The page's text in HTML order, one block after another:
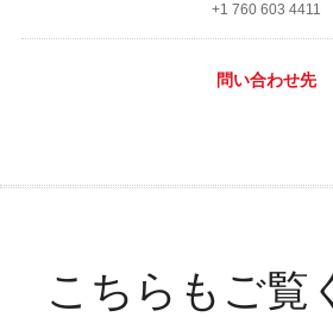
+1 760 603 4411
問い合わせ先
こちらもご覧